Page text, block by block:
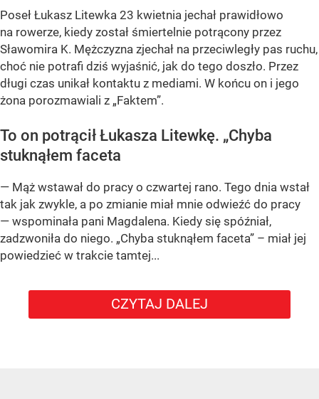
Poseł Łukasz Litewka 23 kwietnia jechał prawidłowo
na rowerze, kiedy został śmiertelnie potrącony przez
Sławomira K. Mężczyzna zjechał na przeciwległy pas ruchu,
choć nie potrafi dziś wyjaśnić, jak do tego doszło. Przez
długi czas unikał kontaktu z mediami. W końcu on i jego
żona porozmawiali z „Faktem”.
To on potrącił Łukasza Litewkę. „Chyba
stuknąłem faceta
— Mąż wstawał do pracy o czwartej rano. Tego dnia wstał
tak jak zwykle, a po zmianie miał mnie odwieźć do pracy
— wspominała pani Magdalena. Kiedy się spóźniał,
zadzwoniła do niego. „Chyba stuknąłem faceta” – miał jej
powiedzieć w trakcie tamtej...
CZYTAJ DALEJ